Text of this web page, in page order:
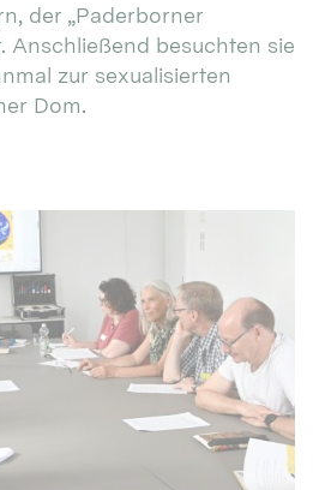
der „Paderborner
Anschließend besuchten sie
zur sexualisierten
Dom.